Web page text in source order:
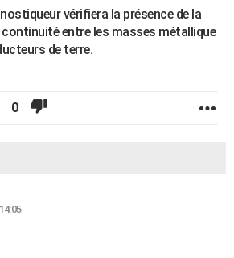
vérifiera la présence de la
entre les masses métallique
de terre.
0